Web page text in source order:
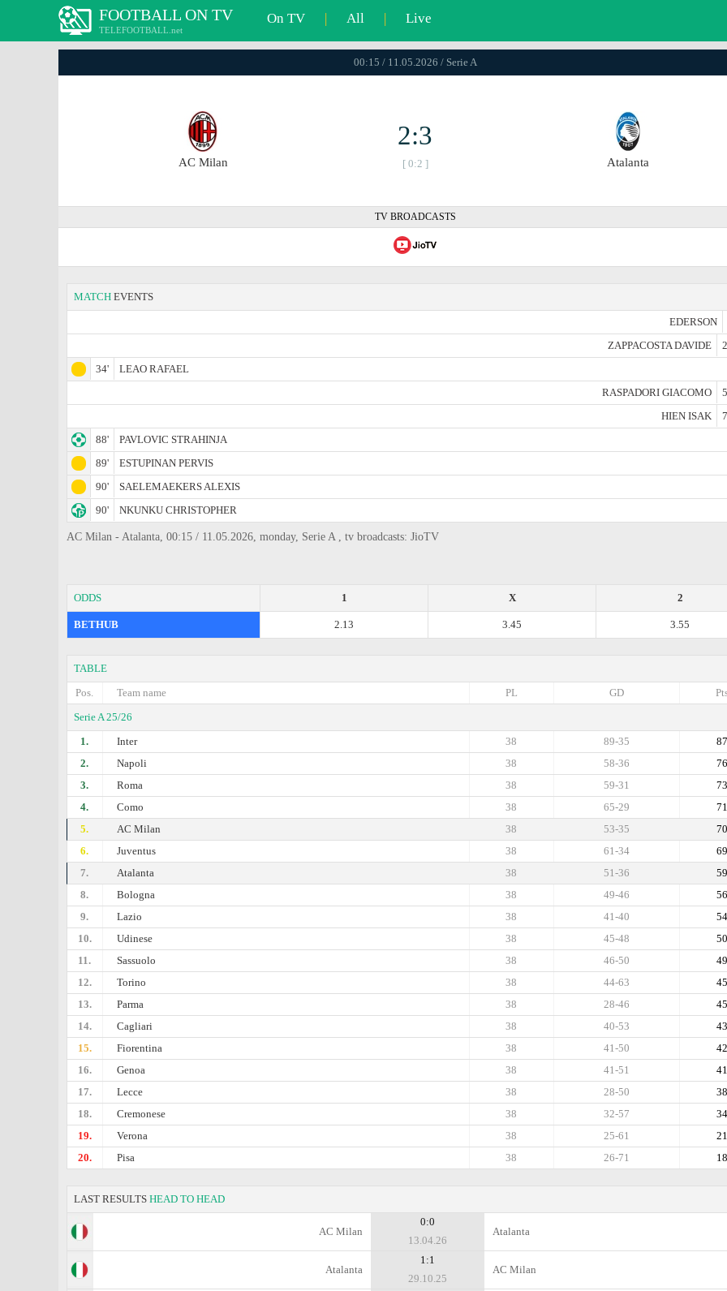
FOOTBALL ON TV
TELEFOOTBALL.net
On TV | All | Live
00:15 / 11.05.2026 / Serie A
AC Milan
2:3
[ 0:2 ] Atalanta
TV BROADCASTS
MATCH EVENTS
EDERSON
ZAPPACOSTA DAVIDE
34'
LEAO RAFAEL
RASPADORI GIACOMO
HIEN ISAK
88'
PAVLOVIC STRAHINJA
89'
ESTUPINAN PERVIS
90'
SAELEMAEKERS ALEXIS
90'
NKUNKU CHRISTOPHER
AC Milan - Atalanta, 00:15 / 11.05.2026, monday, Serie A , tv broadcasts: JioTV
ODDS 2
X
1
BETHUB 3.55
3.45
2.13
TABLE
Pos.
Team name GD
PL
Serie A 25/26
1.
Inter 87
89-35
38
2.
Napoli 76
58-36
38
3.
Roma 73
59-31
38
4.
Como 71
65-29
38
5.
AC Milan 70
53-35
38
6.
Juventus 69
61-34
38
7.
Atalanta 59
51-36
38
8.
Bologna 56
49-46
38
9.
Lazio 54
41-40
38
10.
Udinese 50
45-48
38
11.
Sassuolo 49
46-50
38
12.
Torino 45
44-63
38
13.
Parma 45
28-46
38
14.
Cagliari 43
40-53
38
15.
Fiorentina 42
41-50
38
16.
Genoa 41
41-51
38
17.
Lecce 38
28-50
38
18.
Cremonese 34
32-57
38
19.
Verona 21
25-61
38
20.
Pisa 18
26-71
38
LAST RESULTS HEAD TO HEAD
AC Milan
0:0
13.04.26
Atalanta
Atalanta
1:1
29.10.25
AC Milan